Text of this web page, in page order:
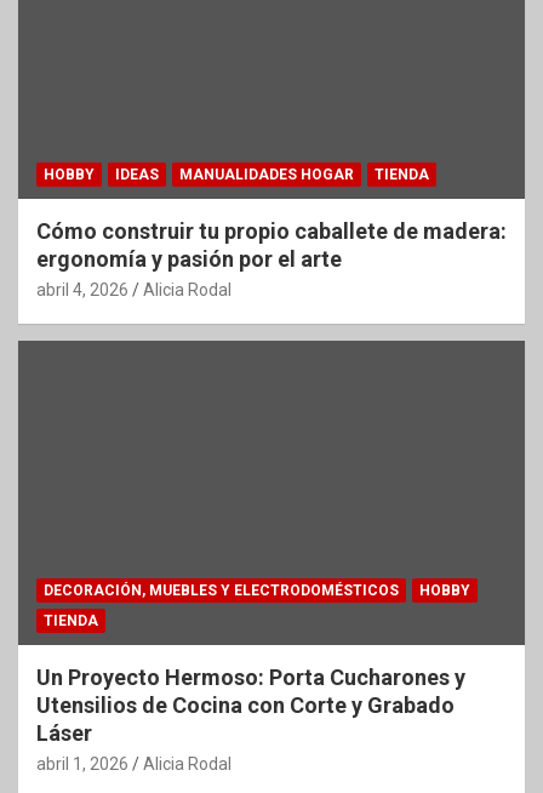
HOBBY IDEAS MANUALIDADES HOGAR TIENDA
Cómo construir tu propio caballete de madera:
ergonomía y pasión por el arte
abril 4, 2026 Alicia Rodal
DECORACIÓN, MUEBLES Y ELECTRODOMÉSTICOS
HOBBY
TIENDA
Un Proyecto Hermoso: Porta Cucharones y
Utensilios de Cocina con Corte y Grabado
Láser
abril 1, 2026 Alicia Rodal